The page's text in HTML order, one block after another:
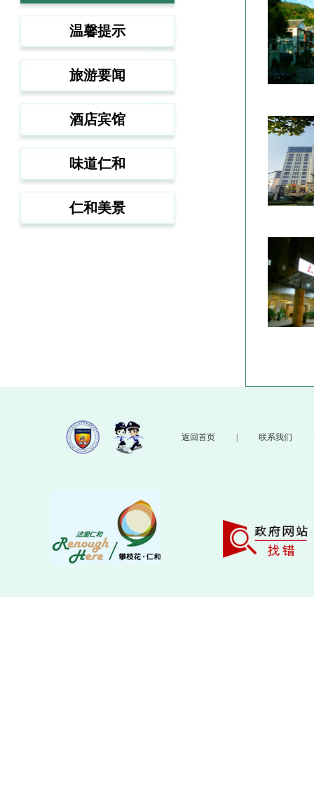
温馨提示
旅游要闻
酒店宾馆
味道仁和
仁和美景
返回首页 联系我们